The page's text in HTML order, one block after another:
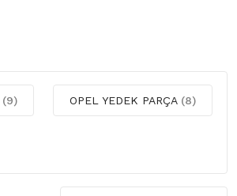
(9) OPEL YEDEK PARÇA (8)